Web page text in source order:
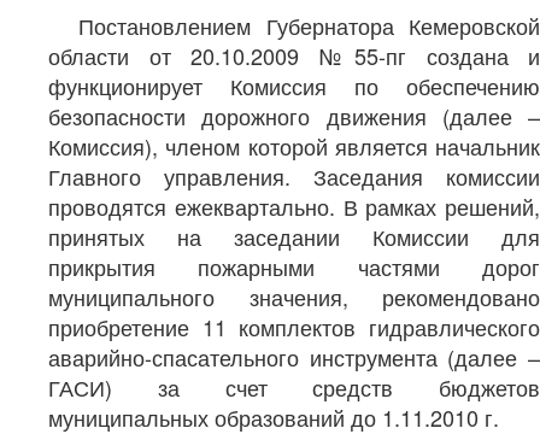
Постановлением Губернатора Кемеровской
области от 20.10.2009 №55-пг создана и
функционирует Комиссия по обеспечению
безопасности дорожного движения (далее –
Комиссия), членом которой является начальник
Главного управления. Заседания комиссии
проводятся ежеквартально. В рамках решений,
принятых на заседании Комиссии для
прикрытия пожарными частями дорог
муниципального значения, рекомендовано
приобретение 11 комплектов гидравлического
аварийно-спасательного инструмента (далее –
ГАСИ) за счет средств бюджетов
муниципальных образований до 1.11.2010 г.